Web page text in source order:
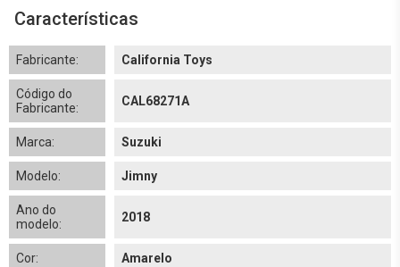
Características
Fabricante: California Toys
Código do
Fabricante:
CAL68271A
Marca: Suzuki
Modelo: Jimny
Ano do
modelo:
2018
Cor: Amarelo